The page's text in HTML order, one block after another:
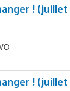
! (juillet
! (juillet